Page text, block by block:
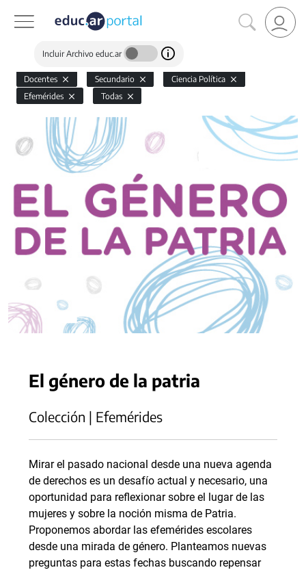
Incluir Archivo educ.ar
Docentes Secundario
Ciencia Política
Efemérides
Todas
El género de la patria
Colección | Efemérides
Mirar el pasado nacional desde una nueva agenda
de derechos es un desafío actual y necesario, una
oportunidad para reflexionar sobre el lugar de las
mujeres y sobre la noción misma de Patria.
Proponemos abordar las efemérides escolares
desde una mirada de género. Planteamos nuevas
preguntas para estas fechas buscando repensar